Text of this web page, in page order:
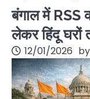
बंगाल में RSS
लेकर हिंदू घरों
12/01/2026 by